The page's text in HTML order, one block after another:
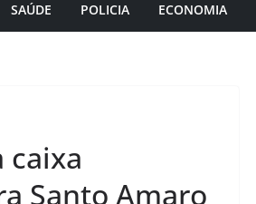
SAÚDE POLICIA ECONOMIA
caixa
Santo Amaro